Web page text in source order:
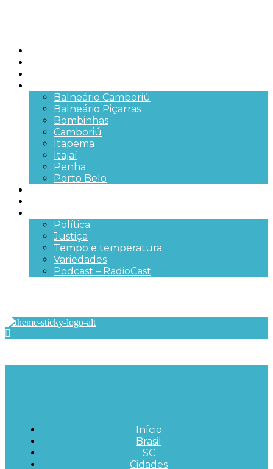
Balneário Camboriú
Balneário Piçarras
Bombinhas
Camboriú
Itapema
Itajaí
Penha
Porto Belo
Política
Justiça
Tempo e temperatura
Variedades
Podcast – RadioCast
Início
Brasil
SC
Cidades